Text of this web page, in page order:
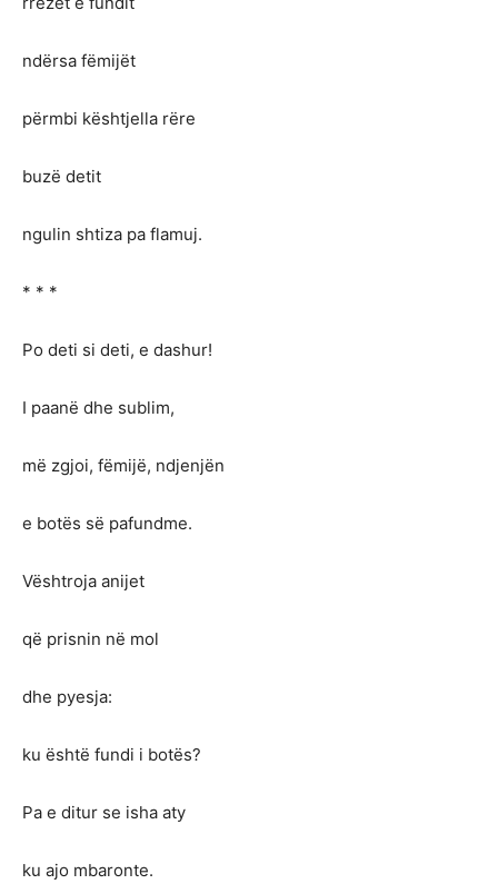
ndërsa fëmijët
përmbi kështjella rëre
buzë detit
ngulin shtiza pa flamuj.
* * *
Po deti si deti, e dashur!
I paanë dhe sublim,
më zgjoi, fëmijë, ndjenjën
e botës së pafundme.
Vështroja anijet
që prisnin në mol
dhe pyesja:
ku është fundi i botës?
Pa e ditur se isha aty
ku ajo mbaronte.